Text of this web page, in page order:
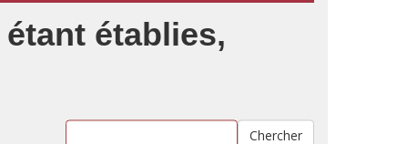
établies,
Chercher